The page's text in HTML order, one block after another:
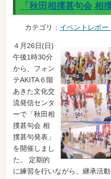
「秋田相撲甚句会 相
カテゴリ： イベントレポー
４月26日(日)
午後1時30分
から、フォン
テAKITA６階
あきた文化交
流発信センタ
ーで「秋田相
撲甚句会 相
撲甚句発表」
を開催しまし
た。 定期的
に練習を行いながら、継承活